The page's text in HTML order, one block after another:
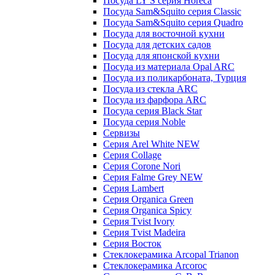
Посуда Sam&Squito серия Classic
Посуда Sam&Squito серия Quadro
Посуда для восточной кухни
Посуда для детских садов
Посуда для японской кухни
Посуда из материала Opal ARC
Посуда из поликарбоната, Турция
Посуда из стекла ARC
Посуда из фарфора ARC
Посуда серия Black Star
Посуда серия Noble
Сервизы
Серия Arel White NEW
Серия Collage
Серия Corone Nori
Серия Falme Grey NEW
Серия Lambert
Серия Organica Green
Серия Organica Spicy
Серия Tvist Ivory
Серия Tvist Madeira
Серия Восток
Стеклокерамика Arcopal Trianon
Стеклокерамика Arcoroc